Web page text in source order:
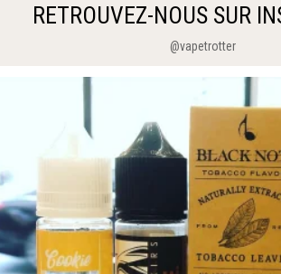
RETROUVEZ-NOUS SUR
@vapetrotter